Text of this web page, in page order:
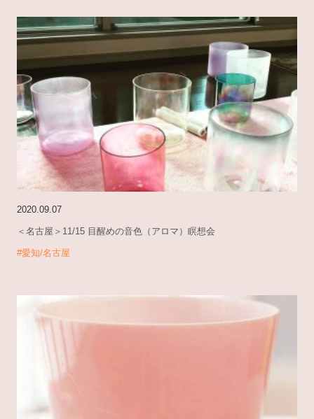
2020.09.07
＜名古屋＞11/15 目醒めの音色（アロマ）瞑想会
#愛知/名古屋